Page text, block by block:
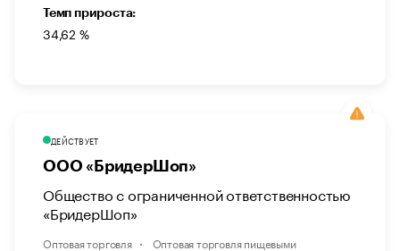
Темп прироста:
34,62 %
ДЕЙСТВУЕТ
ООО «БридерШоп»
Общество с ограниченной ответственностью
«БридерШоп»
Оптовая торговля
Оптовая торговля пищевыми